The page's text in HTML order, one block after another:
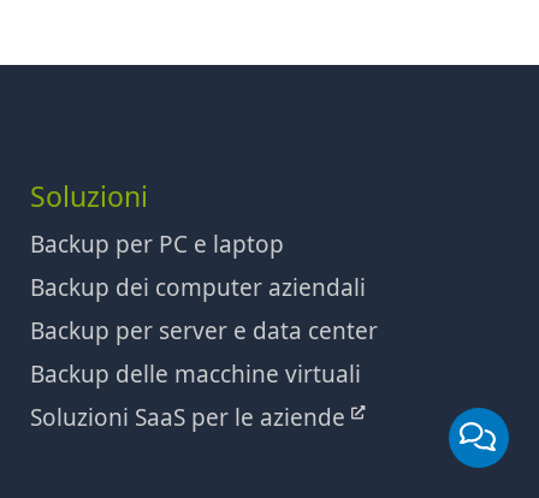
Soluzioni
Backup per PC e laptop
Backup dei computer aziendali
Backup per server e data center
Backup delle macchine virtuali
Soluzioni SaaS per le aziende